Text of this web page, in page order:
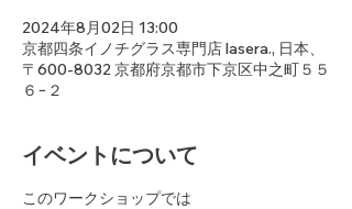
2024年8月02日 13:00
京都四条イノチグラス専門店 lasera., 日本、
〒600-8032 京都府京都市下京区中之町５５
６−２
イベントについて
このワークショップでは